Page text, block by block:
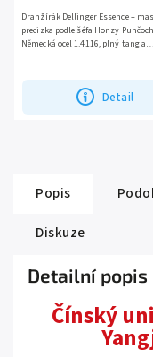
Detail
Dranžírák Dellinger Essence –
precizka podle šéfa Honzy
Německá ocel 1.4116, plný tang a
Popis
Diskuze
Detailní popis
Čínský